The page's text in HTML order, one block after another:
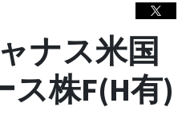
ナス米国
ス株F(H有)